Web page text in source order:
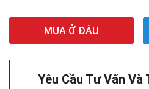
MUA Ở ĐÂU
Yêu Cầu Tư Vấn